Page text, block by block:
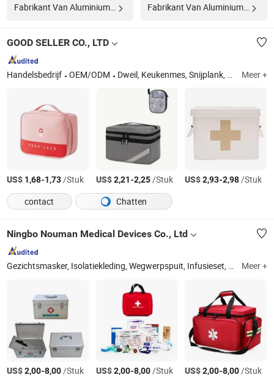
Fabrikant Van Aluminium Doos Fabrikant Van Aluminium Doos
GOOD SELLER CO., LTD
Handelsbedrijf OEM/ODM Dweil, Keukenmes, Snijplank, Dekentje, Muggennet, Kussen, Slipper, Bezem, Bagage, Educatief Speelgoed Meer +
US$ 1,68-1,73/Stuk US$2,21-2,25/Stuk US$2,93-2,98/Stuk
contact
Chatten
Ningbo Nouman Medical Devices Co., Ltd
Gezichtsmasker, Isolatiekleding, Wegwerpspuit, Infusieset, Vernevelmasker, Medische PVC-buis, Gaasverbanden, Wondverband, Wegwerphandschoenen, Handdesinfectiemiddel Meer +
US$2,00-8,00/Stuk US$2,00-8,00/Stuk US$2,00-8,00/Stuk